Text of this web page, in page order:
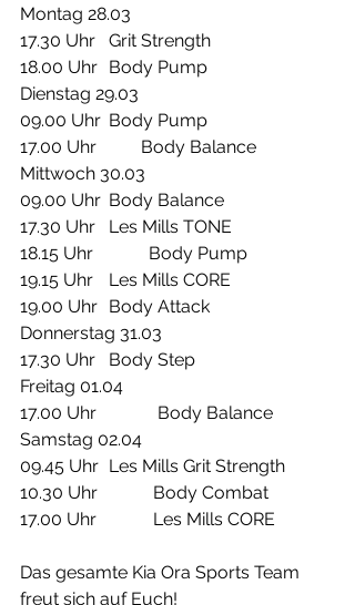
Montag 28.03
17.30 Uhr 	Grit Strength
18.00 Uhr	Body Pump
Dienstag 29.03
09.00 Uhr	Body Pump
17.00 Uhr          Body Balance
Mittwoch 30.03
09.00 Uhr 	Body Balance
17.30 Uhr  	Les Mills TONE
18.15 Uhr	         Body Pump
19.15 Uhr 	Les Mills CORE
19.00 Uhr 	Body Attack
Donnerstag 31.03
17.30 Uhr 	Body Step
Freitag 01.04
17.00 Uhr       	 Body Balance
Samstag 02.04
09.45 Uhr 	Les Mills Grit Strength
10.30 Uhr		Body Combat
17.00 Uhr		Les Mills CORE
Das gesamte Kia Ora Sports Team
freut sich auf Euch!